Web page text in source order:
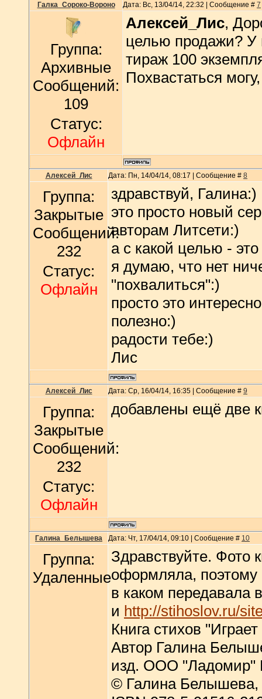
Галка_Сороко-Вороно Дата: Вс, 13/04/14, 22:32 | Сообщение # 7
Группа:
Архивные
Сообщений:
109
Статус:
Офлайн
Алексей_Лис,
целью продажи? У
тираж 100
Похвастаться
Алексей_Лис Дата: Пн, 14/04/14, 08:17 | Сообщение # 8
Группа:
Закрытые
Сообщений:
232
Статус:
Офлайн
здравствуй, Галина:)
это просто новый
авторам Литсети:)
а с какой целью -
я думаю, что нет
"похвалиться":)
просто это
полезно:)
радости тебе:)
Лис
Алексей_Лис Дата: Ср, 16/04/14, 16:35 | Сообщение # 9
Группа:
Закрытые
Сообщений:
232
Статус:
Офлайн
добавлены ещё две
Галина_Белышева Дата: Чт, 17/04/14, 09:10 | Сообщение # 10
Группа:
Удаленные
Здравствуйте. Фото
оформляла, поэтому
в каком передавала
и http://stihoslov.ru/
Книга стихов
Автор Галина
изд. ООО "Ладомир"
© Галина Белышева,